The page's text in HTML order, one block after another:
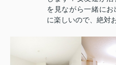
を見ながら一緒に
に楽しいので、絶対